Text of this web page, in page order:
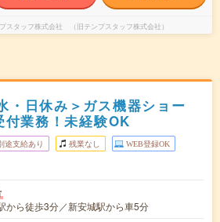
スタッフ株式会社 （旧テンプスタッフ株式会社）
・日休み＞ガス機器ショー
業務！未経験OK
途支給あり 残業なし WEB登録OK
から徒歩3分／新安城駅から車5分